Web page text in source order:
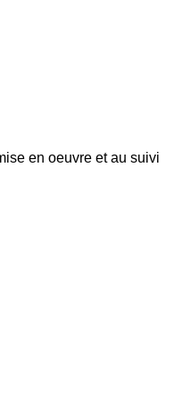
en oeuvre et au suivi